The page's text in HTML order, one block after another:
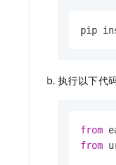
pip
执行以下代
from
from